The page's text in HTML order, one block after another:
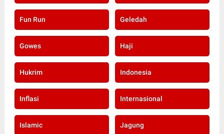
Fun Run Geledah
Gowes Haji
Hukrim Indonesia
Inflasi Internasional
Islamic Jagung